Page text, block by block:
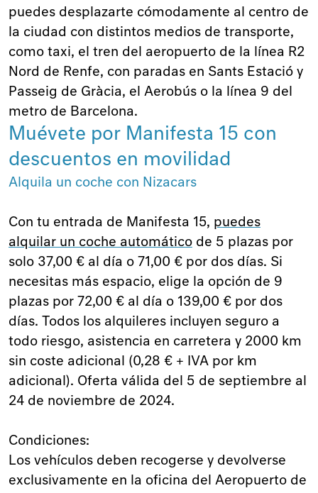
puedes desplazarte cómodamente al centro de
la ciudad con distintos medios de transporte,
como taxi, el tren del aeropuerto de la línea R2
Nord de Renfe, con paradas en Sants Estació y
Passeig de Gràcia, el Aerobús o la línea 9 del
metro de Barcelona.
Muévete por Manifesta 15 con
descuentos en movilidad
Alquila un coche con Nizacars
Con tu entrada de Manifesta 15, puedes
alquilar un coche automático de 5 plazas por
solo 37,00 € al día o 71,00 € por dos días. Si
necesitas más espacio, elige la opción de 9
plazas por 72,00 € al día o 139,00 € por dos
días. Todos los alquileres incluyen seguro a
todo riesgo, asistencia en carretera y 2000 km
sin coste adicional (0,28 € + IVA por km
adicional). Oferta válida del 5 de septiembre al
24 de noviembre de 2024.
Condiciones:
Los vehículos deben recogerse y devolverse
exclusivamente en la oficina del Aeropuerto de